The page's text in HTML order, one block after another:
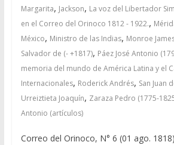
Margarita, Jackson, La voz del Libertador
en el Correo del Orinoco 1812 - 1922.,
México, Ministro de las Indias, Monroe
Salvador de (- +1817), Páez José Antonio
memoria del mundo de América Latina y el
Internacionales, Roderick Andrés, San Juan
Urreiztieta Joaquín, Zaraza Pedro (1775-
Antonio (artículos)
Correo del Orinoco, N° 6 (01 ago. 1818)